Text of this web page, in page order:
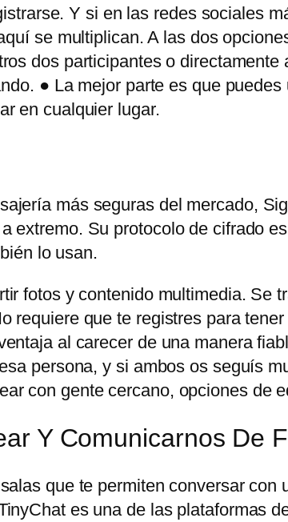
Y si en las redes sociales
se multiplican. A las dos
dos participantes o
● La mejor parte es que
en cualquier lugar.
más seguras del mercado,
extremo. Su protocolo de cifrado
lo usan.
fotos y contenido multimedia. Se
requiere que te registres para
al carecer de una manera
persona, y si ambos os seguís
con gente cercano, opciones de
Y Comunicarnos De
que te permiten conversar
es una de las plataformas